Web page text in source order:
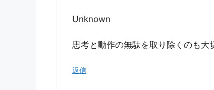
Unknown
思考と動作の無駄を取り除くのも大
返信